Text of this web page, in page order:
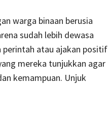
warga binaan berusia
sudah lebih dewasa
perintah atau ajakan positif
mereka tunjukkan agar
kemampuan. Unjuk